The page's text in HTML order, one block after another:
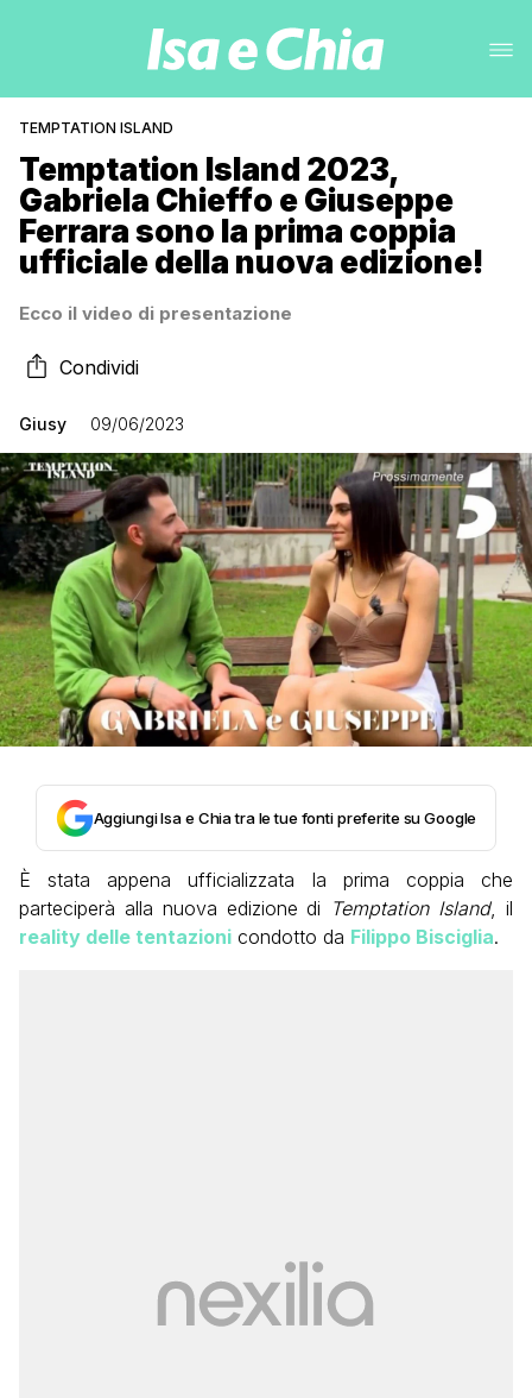
TEMPTATION ISLAND
Temptation Island 2023,
Gabriela Chieffo e Giuseppe
Ferrara sono la prima coppia
ufficiale della nuova edizione!
Ecco il video di presentazione
Condividi
Giusy 09/06/2023
Aggiungi Isa e Chia tra le tue fonti preferite su Google
È stata appena ufficializzata la prima coppia che
parteciperà alla nuova edizione di Temptation Island, il
reality delle tentazioni condotto da Filippo Bisciglia.